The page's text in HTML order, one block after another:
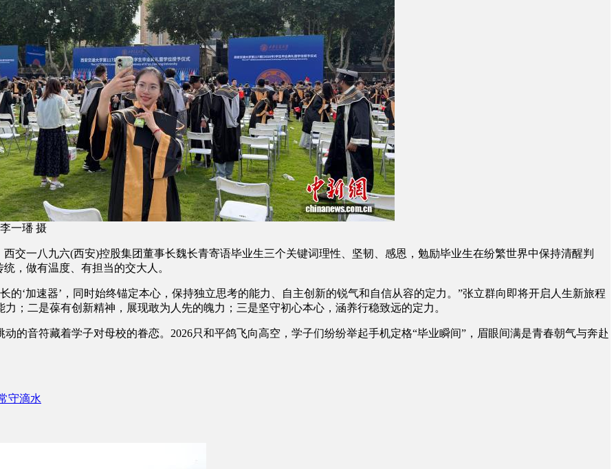
一璠 摄
一八九六(西安)控股集团董事长魏长青寄语毕业生三个关键词理性、坚韧、感恩，勉励毕业生在纷繁世界中保持清醒判
，做有温度、有担当的交大人。
加速器’，同时始终锚定本心，保持独立思考的能力、自主创新的锐气和自信从容的定力。”张立群向即将开启人生新旅程
；二是葆有创新精神，展现敢为人先的魄力；三是坚守初心本心，涵养行稳致远的定力。
音符藏着学子对母校的眷恋。2026只和平鸽飞向高空，学子们纷纷举起手机定格“毕业瞬间”，眉眼间满是青春朝气与奔赴
守滴水